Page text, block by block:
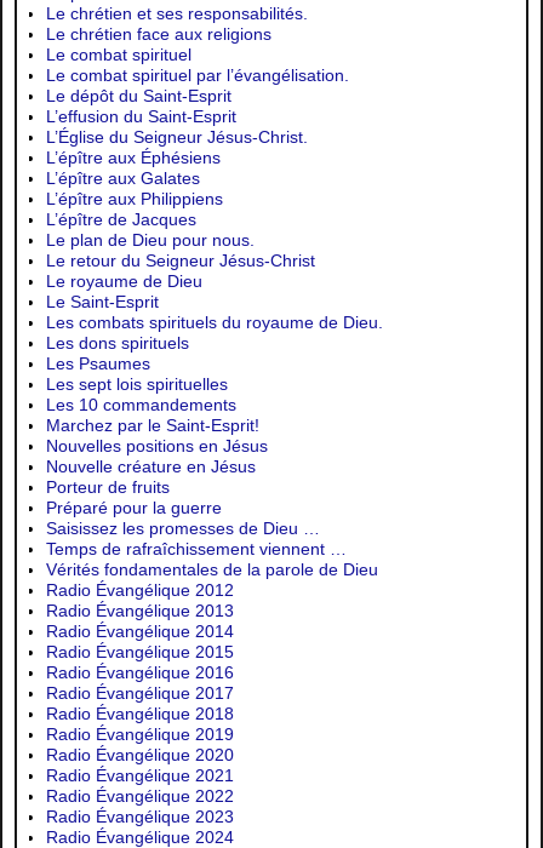
Le chrétien et ses responsabilités.
Le chrétien face aux religions
Le combat spirituel
Le combat spirituel par l’évangélisation.
Le dépôt du Saint-Esprit
L’effusion du Saint-Esprit
L’Église du Seigneur Jésus-Christ.
L’épître aux Éphésiens
L’épître aux Galates
L’épître aux Philippiens
L’épître de Jacques
Le plan de Dieu pour nous.
Le retour du Seigneur Jésus-Christ
Le royaume de Dieu
Le Saint-Esprit
Les combats spirituels du royaume de Dieu.
Les dons spirituels
Les Psaumes
Les sept lois spirituelles
Les 10 commandements
Marchez par le Saint-Esprit!
Nouvelles positions en Jésus
Nouvelle créature en Jésus
Porteur de fruits
Préparé pour la guerre
Saisissez les promesses de Dieu …
Temps de rafraîchissement viennent …
Vérités fondamentales de la parole de Dieu
Radio Évangélique 2012
Radio Évangélique 2013
Radio Évangélique 2014
Radio Évangélique 2015
Radio Évangélique 2016
Radio Évangélique 2017
Radio Évangélique 2018
Radio Évangélique 2019
Radio Évangélique 2020
Radio Évangélique 2021
Radio Évangélique 2022
Radio Évangélique 2023
Radio Évangélique 2024